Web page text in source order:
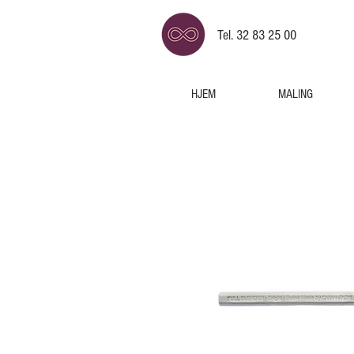
Tel. 32 83 25 00
HJEM MALING